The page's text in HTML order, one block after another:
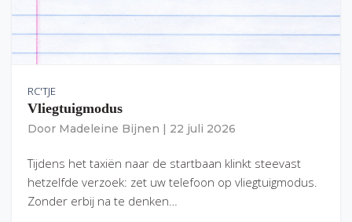
RC'TJE
Vliegtuigmodus
Door Madeleine Bijnen 22 juli 2026
Tijdens het taxiën naar de startbaan klinkt steevast
hetzelfde verzoek: zet uw telefoon op vliegtuigmodus.
Zonder erbij na te denken…